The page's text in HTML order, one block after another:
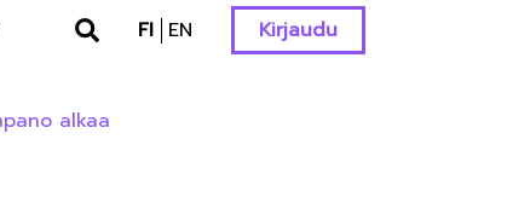
FI EN Kirjaudu
alkaa